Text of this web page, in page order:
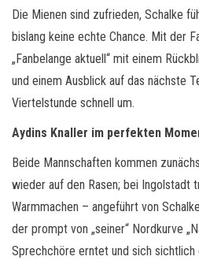
Die Mienen sind zufrieden, Schalke
bislang keine echte Chance. Mit der
„Fanbelange aktuell“ mit einem
und einem Ausblick auf das nächste
Viertelstunde schnell um.
Aydins Knaller im perfekten
Beide Mannschaften kommen
wieder auf den Rasen; bei Ingolstadt
Warmmachen – angeführt von
der prompt von „seiner“ Nordkurve
Sprechchöre erntet und sich sichtlich